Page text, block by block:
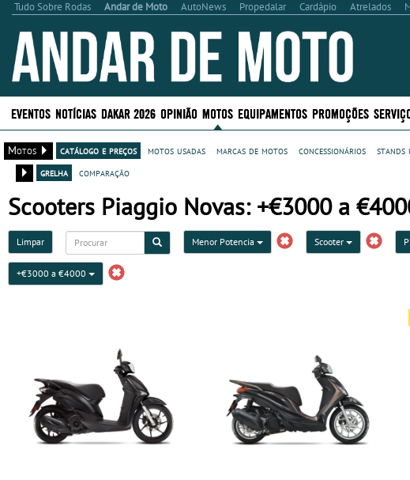
Tudo Sobre Rodas Andar de Moto AutoNews Propedalar Cardápio Atrelados
EVENTOS NOTÍCIAS DAKAR 2026 OPINIÃO MOTOS EQUIPAMENTOS PROMOÇÕES
Motos catálogo e preços motos usadas marcas de motos concessionários stands
grelha
comparação
Scooters Piaggio Novas: +€3000 a
Limpar Menor Potencia Scooter
+€3000 a €4000